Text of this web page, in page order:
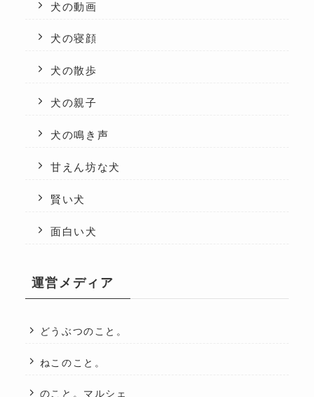
犬の動画
犬の寝顔
犬の散歩
犬の親子
犬の鳴き声
甘えん坊な犬
賢い犬
面白い犬
運営メディア
どうぶつのこと。
ねこのこと。
のこと。マルシェ